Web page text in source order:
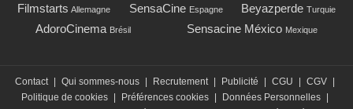
Filmstarts Allemagne SensaCine Espagne Beyazperde Turquie
AdoroCinema Brésil Sensacine México Mexique
Contact Qui sommes-nous Recrutement Publicité CGU CGV
Politique de cookies
Préférences cookies Données Personnelles